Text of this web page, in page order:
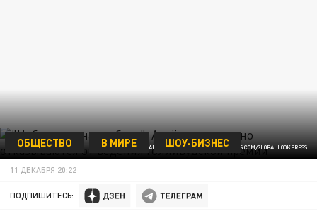
ФОТО: ARMANDO ARORIZO/PI/ZUMAPRESS.COM/GLOBALLOOKPRESS
ОБЩЕСТВО В МИРЕ ШОУ-БИЗНЕС
11 ДЕКАБРЯ 20:22
ПОДПИШИТЕСЬ: